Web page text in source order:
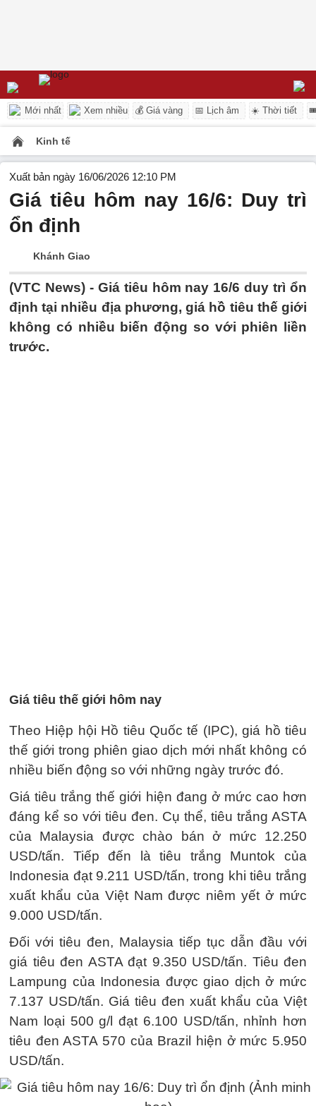
Mới nhất Xem nhiều 💰 Giá vàng 📅 Lịch âm ☀️ Thời tiết
Kinh tế
Xuất bản ngày 16/06/2026 12:10 PM
Giá tiêu hôm nay 16/6: Duy trì
ổn định
Khánh Giao
(VTC News) - Giá tiêu hôm nay 16/6 duy trì ổn
định tại nhiều địa phương, giá hồ tiêu thế giới
không có nhiều biến động so với phiên liền
trước.
Giá tiêu thế giới hôm nay
Theo Hiệp hội Hồ tiêu Quốc tế (IPC), giá hồ tiêu
thế giới trong phiên giao dịch mới nhất không có
nhiều biến động so với những ngày trước đó.
Giá tiêu trắng thế giới hiện đang ở mức cao hơn
đáng kể so với tiêu đen. Cụ thể, tiêu trắng ASTA
của Malaysia được chào bán ở mức 12.250
USD/tấn. Tiếp đến là tiêu trắng Muntok của
Indonesia đạt 9.211 USD/tấn, trong khi tiêu trắng
xuất khẩu của Việt Nam được niêm yết ở mức
9.000 USD/tấn.
Đối với tiêu đen, Malaysia tiếp tục dẫn đầu với
giá tiêu đen ASTA đạt 9.350 USD/tấn. Tiêu đen
Lampung của Indonesia được giao dịch ở mức
7.137 USD/tấn. Giá tiêu đen xuất khẩu của Việt
Nam loại 500 g/l đạt 6.100 USD/tấn, nhỉnh hơn
tiêu đen ASTA 570 của Brazil hiện ở mức 5.950
USD/tấn.